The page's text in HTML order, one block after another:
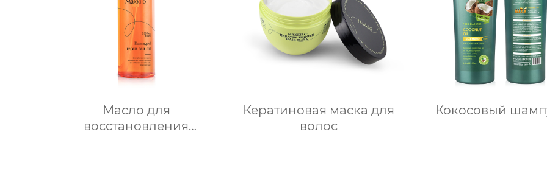
Масло для
восстановления
Кератиновая маска для
волос
Кокосовый